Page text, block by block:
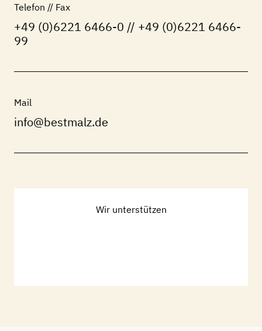
Telefon // Fax
+49 (0)6221 6466-0 // +49 (0)6221 6466-
99
Mail
info@bestmalz.de
Wir unterstützen